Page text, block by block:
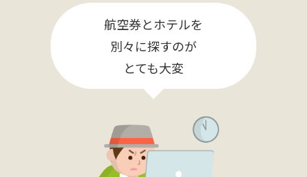
航空券とホテルを
別々に探すのが
とても大変